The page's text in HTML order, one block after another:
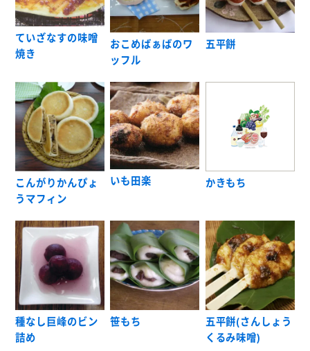
ていざなすの味噌
焼き
おこめばぁばのワ
ッフル
五平餅
こんがりかんぴょ
うマフィン
いも田楽 かきもち
種なし巨峰のビン
詰め
笹もち
五平餅(さんしょう
くるみ味噌)